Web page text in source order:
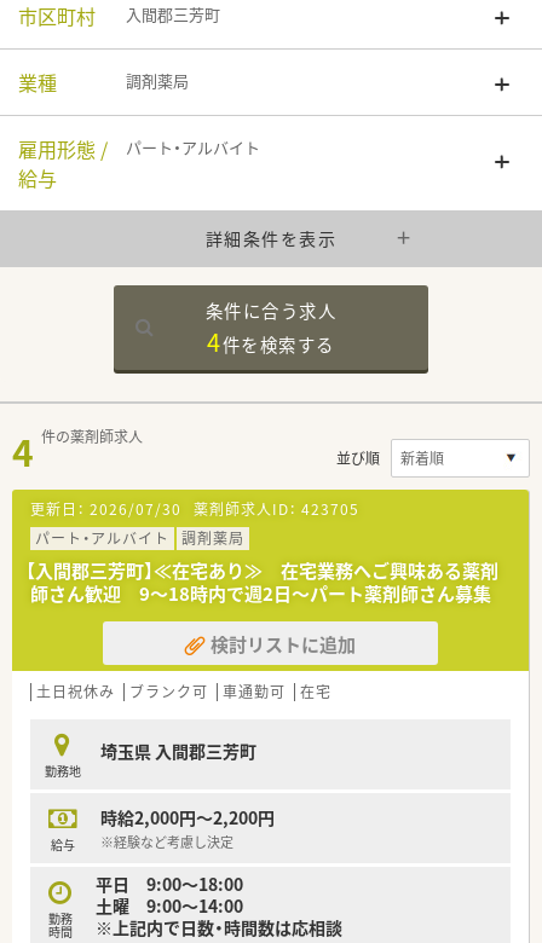
市区町村 入間郡三芳町
業種 調剤薬局
雇用形態 /
給与
パート・アルバイト
詳細条件を表示
条件に合う求人
4件を検索する
4 件の薬剤師求人
並び順
更新日： 2026/07/30 薬剤師求人ID： 423705
パート・アルバイト
調剤薬局
【入間郡三芳町】≪在宅あり≫ 在宅業務へご興味ある薬剤
師さん歓迎 9～18時内で週2日～パート薬剤師さん募集
検討リストに追加
土日祝休み ブランク可 車通勤可 在宅
勤務地
埼玉県 入間郡三芳町
給与
時給2,000円～2,200円
※経験など考慮し決定
勤務
時間
平日 9:00～18:00
土曜 9:00～14:00
※上記内で日数・時間数は応相談